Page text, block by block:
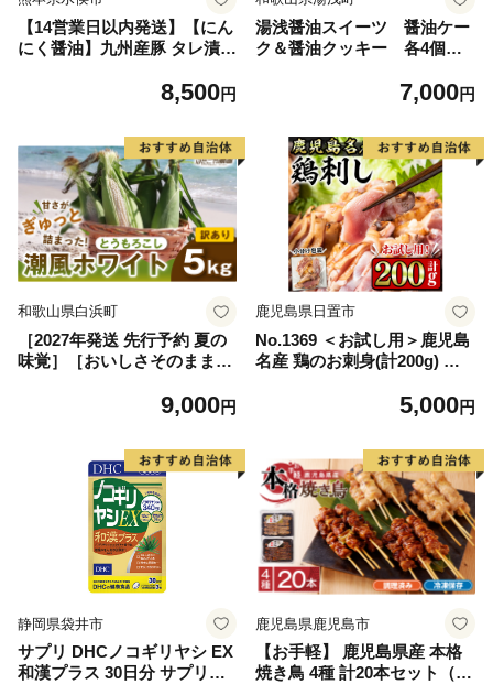
【14営業日以内発送】【にん
にく醤油】九州産豚 タレ漬け
付け 小分け 簡単調理8,500円
湯浅醤油スイーツ 醤油ケー
ク＆醤油クッキー 各4個入
7,000円
和歌山県白浜町
［2027年発送 先行予約 夏の
味覚］［おいしさそのまま］
ット とうもろこし トウモロ
9,000円
鹿児島県日置市
No.1369 ＜お試し用＞鹿児島
名産 鶏のお刺身(計200g) 国
お肉 鶏 刺身 鶏たたき タタキ
和昇】
5,000円
静岡県袋井市
サプリ DHCノコギリヤシ EX
和漢プラス 30日分 サプリメ
鹿児島県鹿児島市
【お手軽】 鹿児島県産 本格
焼き鳥 4種 計20本セット（調